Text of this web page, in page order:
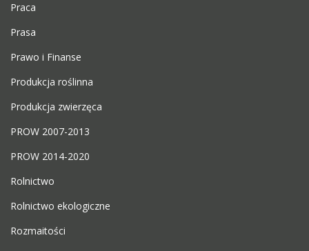
Praca
Prasa
Prawo i Finanse
Produkcja roślinna
Produkcja zwierzęca
PROW 2007-2013
PROW 2014-2020
Rolnictwo
Rolnictwo ekologiczne
Rozmaitości